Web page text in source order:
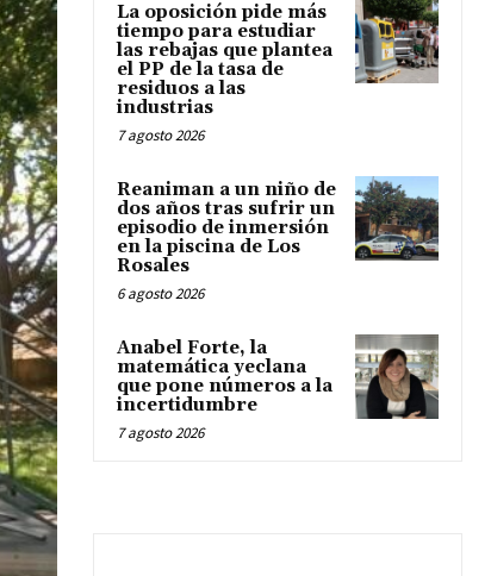
La oposición pide más
tiempo para estudiar
las rebajas que plantea
el PP de la tasa de
residuos a las
industrias
7 agosto 2026
Reaniman a un niño de
dos años tras sufrir un
episodio de inmersión
en la piscina de Los
Rosales
6 agosto 2026
Anabel Forte, la
matemática yeclana
que pone números a la
incertidumbre
7 agosto 2026